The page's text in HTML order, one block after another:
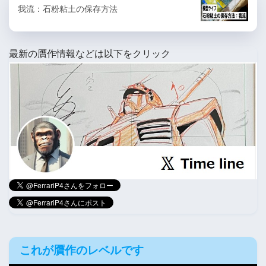
我流：石粉粘土の保存方法
最新の贋作情報などは以下をクリック
これが贋作のレベルです